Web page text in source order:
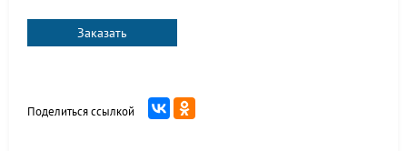
Заказать
Поделиться ссылкой